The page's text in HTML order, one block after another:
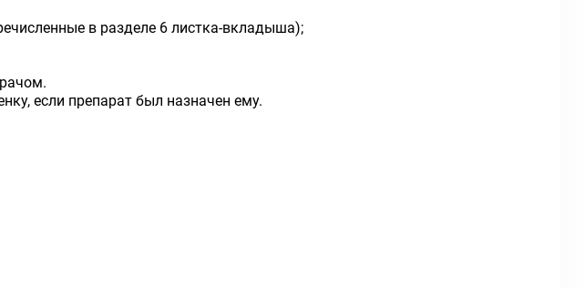
в разделе 6 листка-вкладыша);
если препарат был назначен ему.